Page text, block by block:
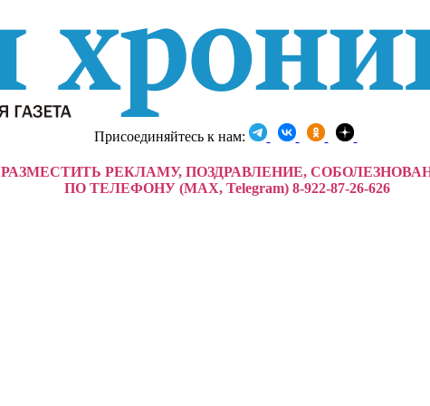
Присоединяйтесь к нам:
РАЗМЕСТИТЬ РЕКЛАМУ, ПОЗДРАВЛЕНИЕ,
ПО ТЕЛЕФОНУ (MAX, Telegram) 8-922-87-26-626